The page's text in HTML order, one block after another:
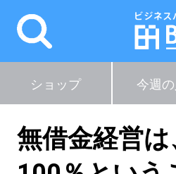
ショップ 今週
無借金経営